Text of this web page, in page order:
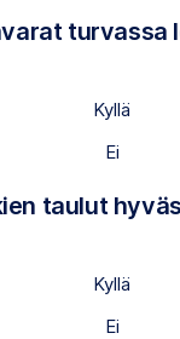
turvassa
Kyllä
Ei
taulut
Kyllä
Ei